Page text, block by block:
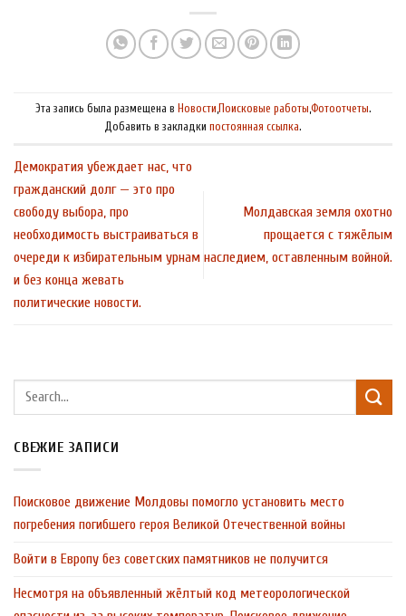
Эта запись была размещена в Новости,Поисковые работы,Фотоотчеты.
Добавить в закладки постоянная ссылка.
Демократия убеждает нас, что
гражданский долг — это про
свободу выбора, про
необходимость выстраиваться в
очереди к избирательным урнам
и без конца жевать
политические новости.
Молдавская земля охотно
прощается с тяжёлым
наследием, оставленным войной.
СВЕЖИЕ ЗАПИСИ
Поисковое движение Молдовы помогло установить место
погребения погибшего героя Великой Отечественной войны
Войти в Европу без советских памятников не получится
Несмотря на объявленный жёлтый код метеорологической